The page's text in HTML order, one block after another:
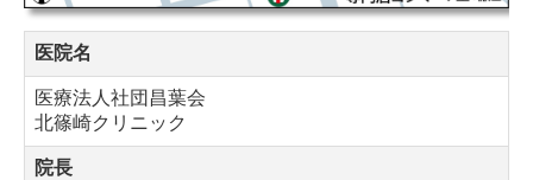
医院名
医療法人社団昌葉会
北篠崎クリニック
院長